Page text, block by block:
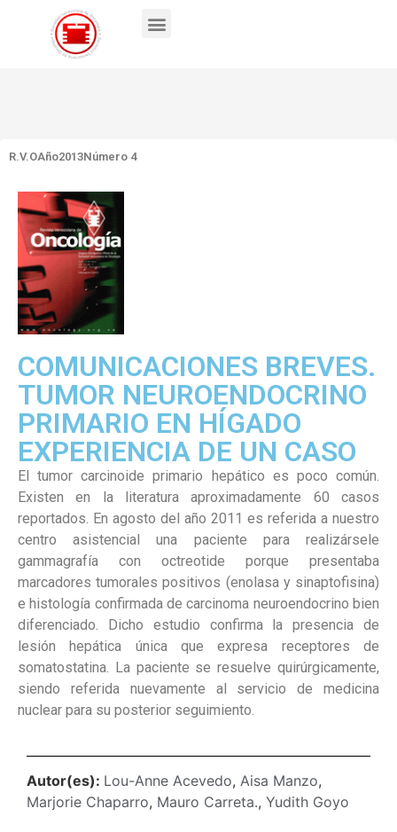
R.V.OAño2013Número 4
COMUNICACIONES BREVES.
TUMOR NEUROENDOCRINO
PRIMARIO EN HÍGADO
EXPERIENCIA DE UN CASO
El tumor carcinoide primario hepático es poco común.
Existen en la literatura aproximadamente 60 casos
reportados. En agosto del año 2011 es referida a nuestro
centro asistencial una paciente para realizársele
gammagrafía con octreotide porque presentaba
marcadores tumorales positivos (enolasa y sinaptofisina)
e histología confirmada de carcinoma neuroendocrino bien
diferenciado. Dicho estudio confirma la presencia de
lesión hepática única que expresa receptores de
somatostatina. La paciente se resuelve quirúrgicamente,
siendo referida nuevamente al servicio de medicina
nuclear para su posterior seguimiento.
Autor(es): Lou-Anne Acevedo, Aisa Manzo,
Marjorie Chaparro, Mauro Carreta., Yudith Goyo